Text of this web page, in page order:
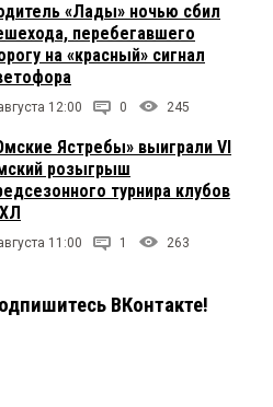
«Лады» ночью сбил
перебегавшего
на «красный» сигнал
12:00 0 245
Ястребы» выиграли VI
розыгрыш
турнира клубов
11:00 1 263
ВКонтакте!